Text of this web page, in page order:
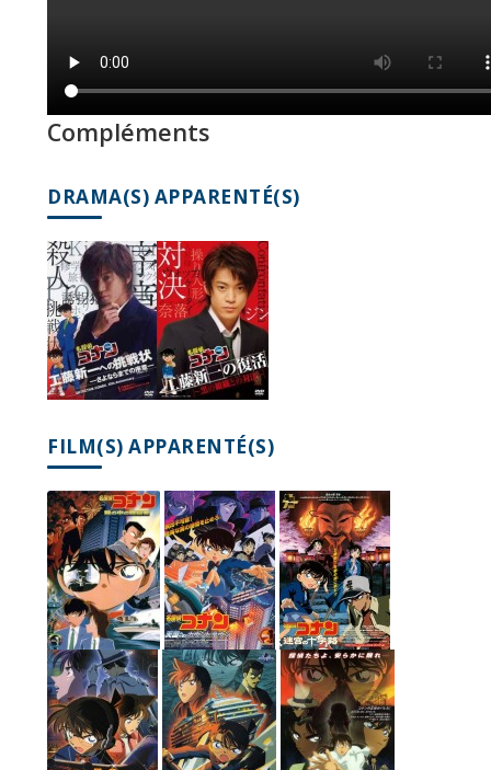
Compléments
DRAMA(S) APPARENTÉ(S)
FILM(S) APPARENTÉ(S)